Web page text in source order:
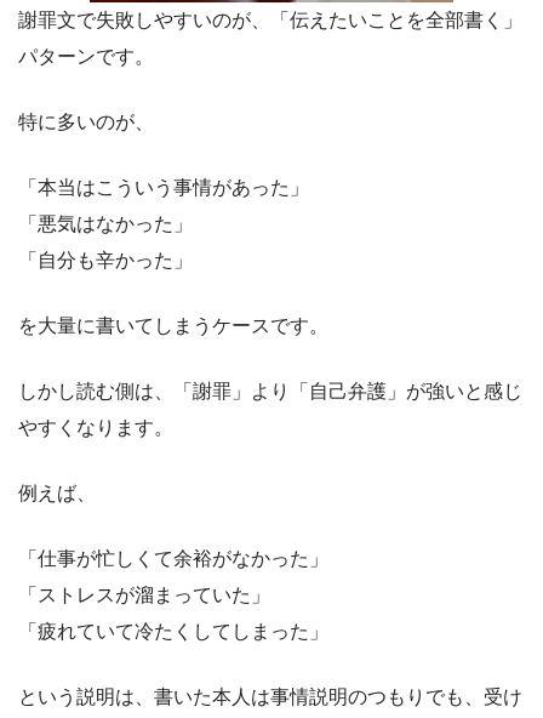
謝罪文で失敗しやすいのが、「伝えたいことを全部書く」
パターンです。
特に多いのが、
「本当はこういう事情があった」
「悪気はなかった」
「自分も辛かった」
を大量に書いてしまうケースです。
しかし読む側は、「謝罪」より「自己弁護」が強いと感じ
やすくなります。
例えば、
「仕事が忙しくて余裕がなかった」
「ストレスが溜まっていた」
「疲れていて冷たくしてしまった」
という説明は、書いた本人は事情説明のつもりでも、受け